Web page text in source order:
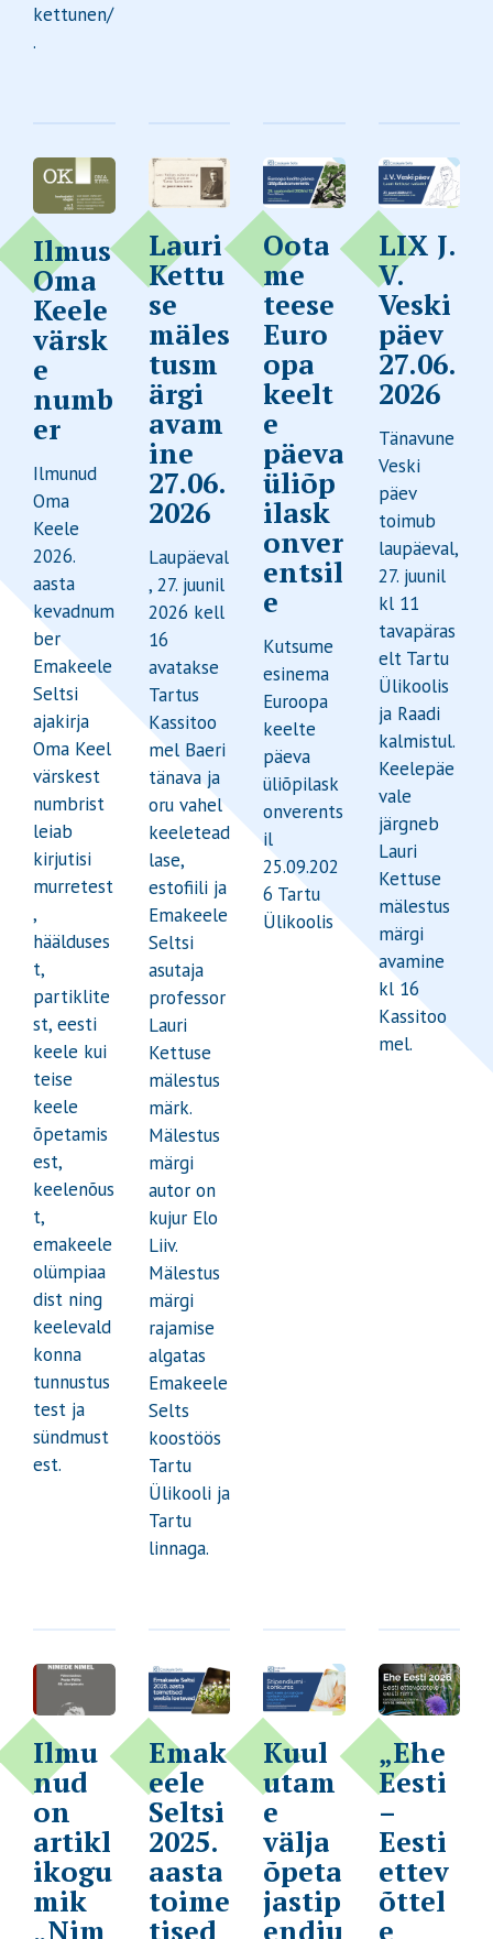
kettunen/
.
Ilmus
Oma
Keele
värsk
e
numb
er
Ilmunud
Oma
Keele
2026.
aasta
kevadnum
ber
Emakeele
Seltsi
ajakirja
Oma Keel
värskest
numbrist
leiab
kirjutisi
murretest
,
häälduses
t,
partiklite
st, eesti
keele kui
teise
keele
õpetamis
est,
keelenõus
t,
emakeele
olümpiaa
dist ning
keelevald
konna
tunnustus
test ja
sündmust
est.
Lauri
Kettu
se
mäles
tusm
ärgi
avam
ine
27.06.
2026
Laupäeval
, 27. juunil
2026 kell
16
avatakse
Tartus
Kassitoo
mel Baeri
tänava ja
oru vahel
keeletead
lase,
estofiili ja
Emakeele
Seltsi
asutaja
professor
Lauri
Kettuse
mälestus
märk.
Mälestus
märgi
autor on
kujur Elo
Liiv.
Mälestus
märgi
rajamise
algatas
Emakeele
Selts
koostöös
Tartu
Ülikooli ja
Tartu
linnaga.
Oota
me
teese
Euro
opa
keelt
e
päeva
üliõp
ilask
onver
entsil
e
Kutsume
esinema
Euroopa
keelte
päeva
üliõpilask
onverents
il
25.09.202
6 Tartu
Ülikoolis
LIX J.
V.
Veski
päev
27.06.
2026
Tänavune
Veski
päev
toimub
laupäeval,
27. juunil
kl 11
tavapäras
elt Tartu
Ülikoolis
ja Raadi
kalmistul.
Keelepäe
vale
järgneb
Lauri
Kettuse
mälestus
märgi
avamine
kl 16
Kassitoo
mel.
Ilmu
nud
on
artikl
ikogu
mik
„Nim
Emak
eele
Seltsi
2025.
aasta
toime
tised
Kuul
utam
e
välja
õpeta
jastip
endiu
„Ehe
Eesti
–
Eesti
ettev
õttel
e